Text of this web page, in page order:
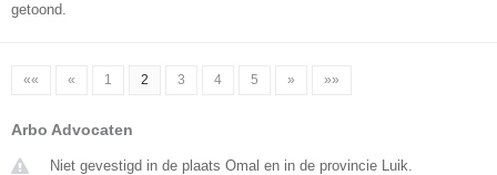
getoond.
«« « 1 2 3 4 5 » »»
Arbo Advocaten
Niet gevestigd in de plaats Omal en in de provincie Luik.